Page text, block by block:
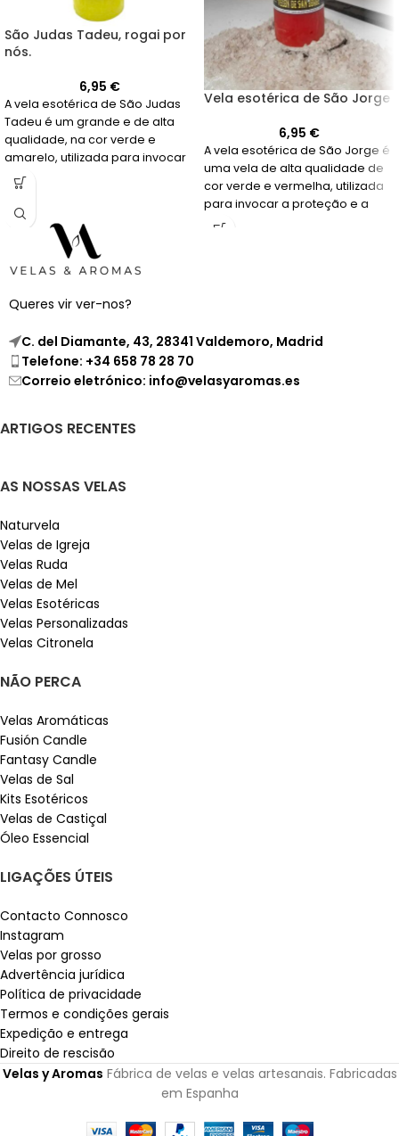
São Judas Tadeu, rogai por
nós.
6,95 €
A vela esotérica de São Judas
Tadeu é um grande e de alta
qualidade, na cor verde e
amarelo, utilizada para invocar
a ajuda do santo nos momentos
difíceis.
<div class="grupo w-completo
texto-gris
Vela esotérica de São Jorge
6,95 €
A vela esotérica de São Jorge é
uma vela de alta qualidade de
cor verde e vermelha, utilizada
para invocar a proteção e a
força do santo guerreiro em
Queres vir ver-nos?
C. del Diamante, 43, 28341 Valdemoro, Madrid
Telefone: +34 658 78 28 70
Correio eletrónico: info@velasyaromas.es
ARTIGOS RECENTES
AS NOSSAS VELAS
Naturvela
Velas de Igreja
Velas Ruda
Velas de Mel
Velas Esotéricas
Velas Personalizadas
Velas Citronela
NÃO PERCA
Velas Aromáticas
Fusión Candle
Fantasy Candle
Velas de Sal
Kits Esotéricos
Velas de Castiçal
Óleo Essencial
LIGAÇÕES ÚTEIS
Contacto Connosco
Instagram
Velas por grosso
Advertência jurídica
Política de privacidade
Termos e condições gerais
Expedição e entrega
Direito de rescisão
Velas y Aromas Fábrica de velas e velas artesanais. Fabricadas
em Espanha